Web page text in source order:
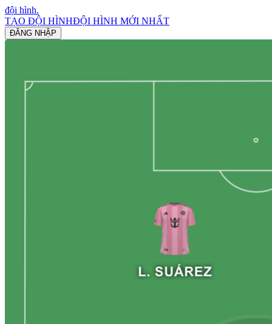
đội hình.
TẠO ĐỘI HÌNHĐỘI HÌNH MỚI NHẤT
ĐĂNG NHẬP